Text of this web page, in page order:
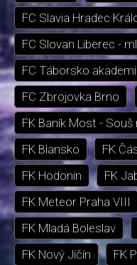
FC Slavia Hradec
FC Slovan Liberec -
FC Táborsko
FC Zbrojovka Brno
FK Baník Most - Souš
FK Blansko
FK
FK Hodonín
FK
FK Meteor Praha VIII
FK Mladá Boleslav
FK Nový Jičín
FK